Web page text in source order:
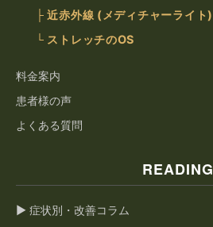
├ 近赤外線 (メディチャーライト)
└ ストレッチのOS
料金案内
患者様の声
よくある質問
READING
▶ 症状別・改善コラム